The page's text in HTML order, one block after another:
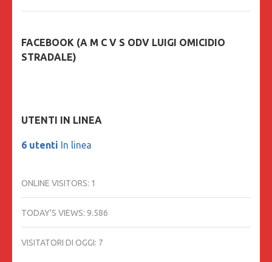
FACEBOOK (A M C V S ODV LUIGI OMICIDIO
STRADALE)
UTENTI IN LINEA
6 utenti In linea
ONLINE VISITORS: 1
TODAY'S VIEWS: 9.586
VISITATORI DI OGGI: 7